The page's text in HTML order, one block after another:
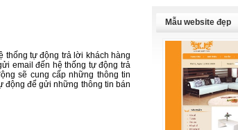
thống tự động trả lời khách hàng
email đến hệ thống tự động trả
sẽ cung cấp những thông tin
động để gửi những thông tin bán
Mẫu website đẹp